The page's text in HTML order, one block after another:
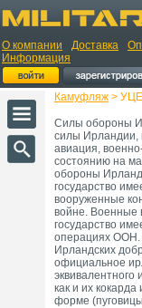
О компании Доставка
Информация
Камуфляж >
Силы обороны
силы Ирландии,
авиация,
состоянию на
обороны
государство
вооруженные
войне. Военные
государство
операциях ООН.
Ирландских
официальное
эквивалентного
как и их
форме